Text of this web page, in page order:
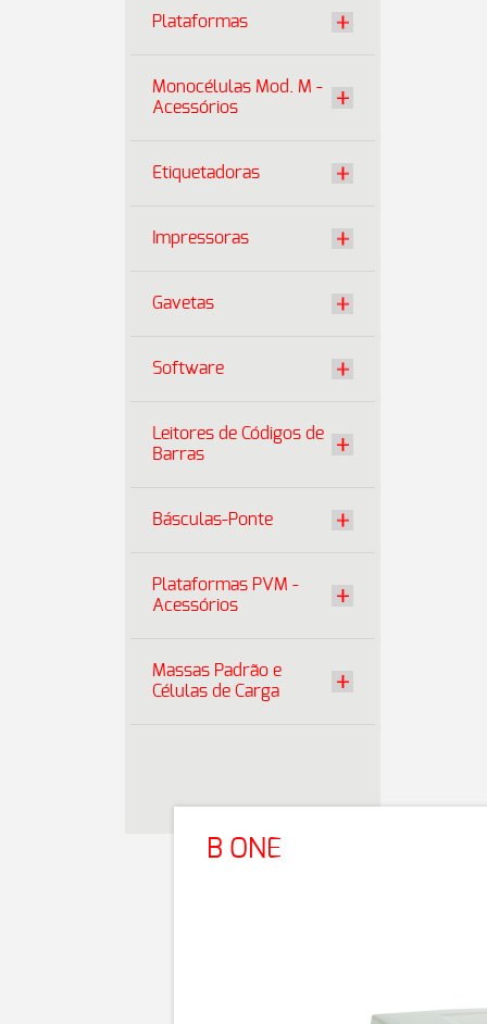
Plataformas
Monocélulas Mod. M -
Acessórios
Etiquetadoras
Impressoras
Gavetas
Software
Leitores de Códigos de
Barras
Básculas-Ponte
Plataformas PVM -
Acessórios
Massas Padrão e
Células de Carga
B ONE